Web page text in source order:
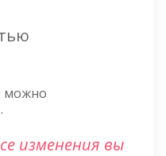
можно
изменения вы